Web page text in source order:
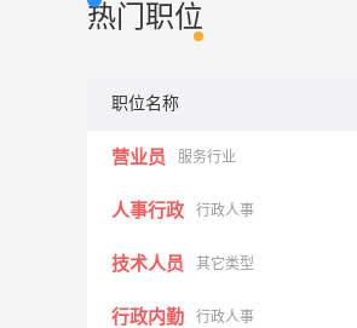
热门职位
职位名称
营业员 服务行业
人事行政 行政人事
技术人员 其它类型
行政内勤 行政人事